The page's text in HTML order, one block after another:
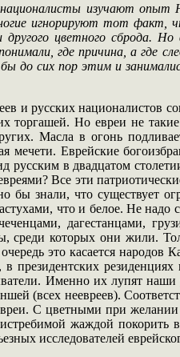
националисты изучают
игнорируют тот факт,
цветного сброда.
где причина, а где
до сих пор этим и
и русских националистов
торгашей. Но евреи не
Масла в огонь
Еврейские
русским в двадцатом
Все эти
бы знали, что существует
что и белое. Не надо
дагестанцами,
среди которых они жили.
это касается
президентских
Именно их лупят
(всех неевреев).
С цветными при желании
жаждой
исследователей